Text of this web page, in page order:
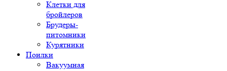
Клетки для
бройлеров
Брудеры-
питомники
Курятники
Поилки
Вакуумная